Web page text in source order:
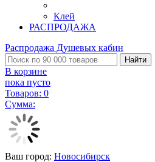
Клей
РАСПРОДАЖА
Распродажа Душевых кабин
Найти
В корзине
пока пусто
Товаров: 0
Сумма:
Ваш город: Новосибирск